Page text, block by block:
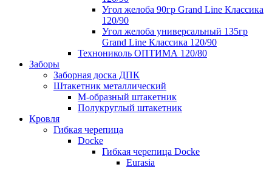
Угол желоба 90гр Grand Line Классика
120/90
Угол желоба универсальный 135гр
Grand Line Классика 120/90
Технониколь ОПТИМА 120/80
Заборы
Заборная доска ДПК
Штакетник металлический
М-образный штакетник
Полукруглый штакетник
Кровля
Гибкая черепица
Docke
Гибкая черепица Docke
Eurasia